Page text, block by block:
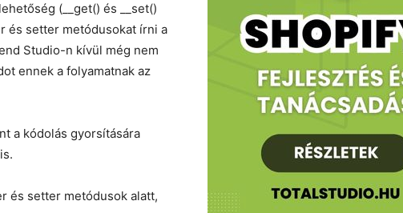
(__get() és __set()
és setter metódusokat írni a
Studio-n kívül még nem
ennek a folyamatnak az
a kódolás gyorsítására
és setter metódusok alatt,